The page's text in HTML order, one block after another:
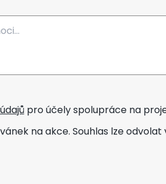
pro účely spolupráce na
na akce. Souhlas lze odvolat